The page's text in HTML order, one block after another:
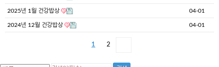
2025년 1월 건강밥상 04-01
2024년 12월 건강밥상 04-01
1 2